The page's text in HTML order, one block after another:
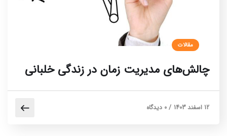
مقالات
چالش‌های مدیریت زمان در زندگی خلبانی
12 اسفند 1403 / 0 دیدگاه